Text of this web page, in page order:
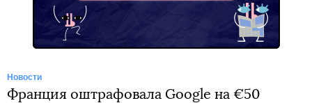
Новости
Франция оштрафовала Google на €50